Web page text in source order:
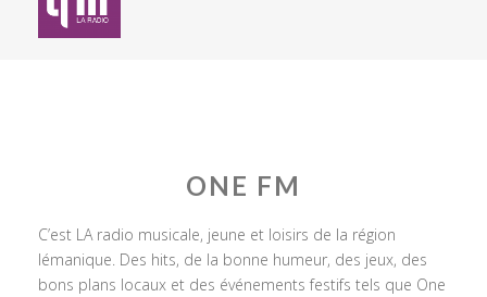
ONE FM
C’est LA radio musicale, jeune et loisirs de la région
lémanique. Des hits, de la bonne humeur, des jeux, des
bons plans locaux et des événements festifs tels que One